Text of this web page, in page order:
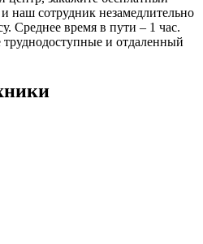
наш сотрудник незамедлительно
Среднее время в пути – 1 час.
и отдаленный